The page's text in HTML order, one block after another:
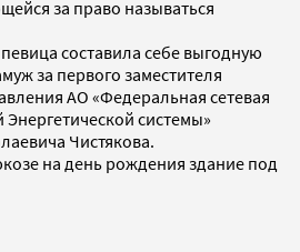
за право называться
составила себе выгодную
за первого заместителя
АО «Федеральная сетевая
системы»
Чистякова.
на день рождения здание под